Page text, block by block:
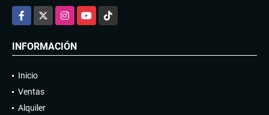
Facebook
InstagramYouTubeTikTok
INFORMACIÓN
Inicio
Ventas
Alquiler